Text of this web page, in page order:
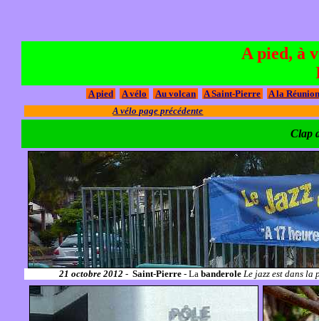
A pied, à
A pied A vélo Au volcan A Saint-Pierre
A la Réunion
A vélo page précédente
Clap
21 octobre 2012 - Saint-Pierre - La banderole Le jazz est dans la